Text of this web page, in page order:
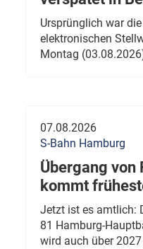
Ursprünglich war
elektronischen
Montag
07.08.2026
S-Bahn Hamburg
Übergang von
kommt
Jetzt ist es amtlich:
81 Hamburg-
wird auch über